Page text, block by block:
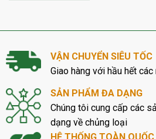
VẬN CHUYỂN SIÊU TỐC
Giao hàng với hầu hết
SẢN PHẨM ĐA DẠNG
Chúng tôi cung cấp các
dạng về chủng loại